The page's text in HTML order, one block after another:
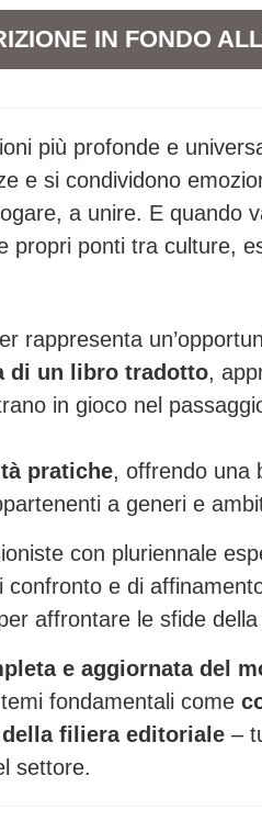
IN FONDO
più profonde e
e si condividono
a unire. E quando
propri ponti tra culture,
rappresenta
di un libro tradotto,
in gioco nel
pratiche, offrendo una
a generi e
con pluriennale
e di
affrontare le sfide della
e aggiornata del
fondamentali come
filiera editoriale –
settore.